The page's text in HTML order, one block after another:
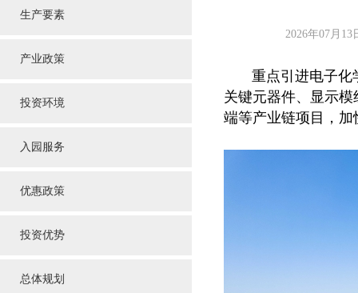
生产要素
产业政策
投资环境
入园服务
优惠政策
投资优势
总体规划
2026年07月
重点引进电子化
关键元器件、显示
端等产业链项目，加